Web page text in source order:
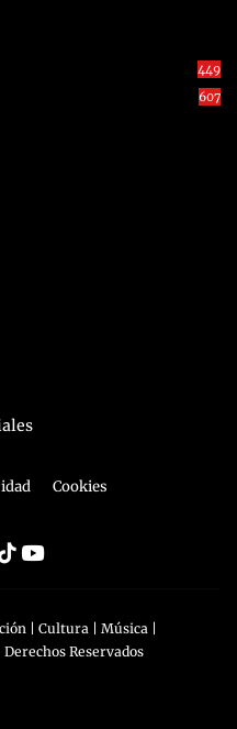
449
607
Cookies
| Cultura | Música |
Reservados